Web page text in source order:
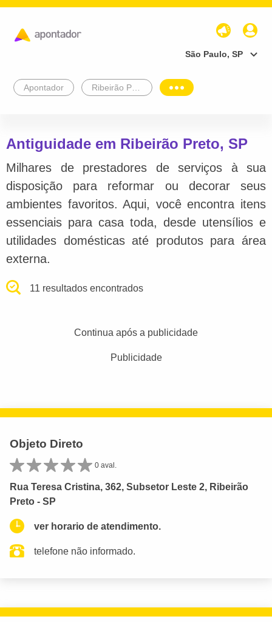
São Paulo, SP
Apontador
Antiguidade em Ribeirão Preto, SP
Milhares de prestadores de serviços à sua
disposição para reformar ou decorar seus
ambientes favoritos. Aqui, você encontra itens
essenciais para casa toda, desde utensílios e
utilidades domésticas até produtos para área
externa.
11 resultados encontrados
Continua após a publicidade
Publicidade
Objeto Direto
0 aval.
Rua Teresa Cristina, 362, Subsetor Leste 2, Ribeirão
Preto - SP
ver horario de atendimento.
telefone não informado.